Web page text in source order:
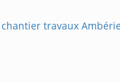
chantier travaux